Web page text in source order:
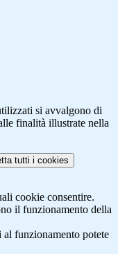
si avvalgono di
finalità illustrate nella
tutti i cookies
cookie consentire.
il funzionamento della
al funzionamento potete